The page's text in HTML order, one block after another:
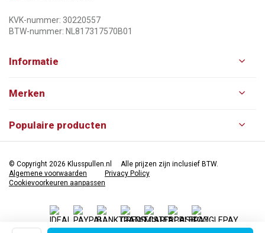
KVK-nummer: 30220557
BTW-nummer: NL817317570B01
Informatie
Merken
Populaire producten
© Copyright 2026 Klusspullen.nl
Alle prijzen zijn inclusief BTW.
Algemene voorwaarden
Privacy Policy
Cookievoorkeuren aanpassen